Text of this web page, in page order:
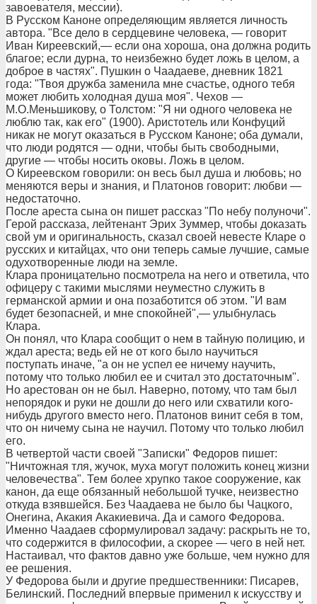
завоевателя, мессии).
В Русском Каноне определяющим является личность
автора. "Все дело в сердцевине человека, — говорит
Иван Киреевский,— если она хороша, она должна родить
благое; если дурна, то неизбежно будет ложь в целом, а
доброе в частях". Пушкин о Чаадаеве, дневник 1821
года: "Твоя дружба заменила мне счастье, одного тебя
может любить холодная душа моя". Чехов —
М.О.Меньшикову, о Толстом: "Я ни одного человека не
люблю так, как его" (1900). Аристотель или Конфуций
никак не могут оказаться в Русском Каноне; оба думали,
что люди родятся — одни, чтобы быть свободными,
другие — чтобы носить оковы. Ложь в целом.
О Киреевском говорили: он весь был душа и любовь; но
меняются веры и знания, и Платонов говорит: любви —
недостаточно.
После ареста сына он пишет рассказ "По небу полуночи".
Герой рассказа, лейтенант Эрих Зуммер, чтобы доказать
свой ум и оригинальность, сказал своей невесте Кларе о
русских и китайцах, что они теперь самые лучшие, самые
одухотворенные люди на земле.
Клара проницательно посмотрела на него и ответила, что
офицеру с такими мыслями неуместно служить в
германской армии и она позаботится об этом. "И вам
будет безопасней, и мне спокойней",— улыбнулась
Клара.
Он понял, что Клара сообщит о нем в тайную полицию, и
ждал ареста; ведь ей не от кого было научиться
поступать иначе, "а он не успел ее ничему научить,
потому что только любил ее и считал это достаточным".
Но арестован он не был. Наверно, потому, что там был
непорядок и руки не дошли до него или схватили кого-
нибудь другого вместо него. Платонов винит себя в том,
что он ничему сына не научил. Потому что только любил
его.
В четвертой части своей "Записки" Федоров пишет:
"Ничтожная тля, жучок, муха могут положить конец жизни
человечества". Тем более хрупко такое сооружение, как
канон, да еще обязанный небольшой тучке, неизвестно
откуда взявшейся. Без Чаадаева не было бы Чацкого,
Онегина, Акакия Акакиевича. Да и самого Федорова.
Именно Чаадаев сформулировал задачу: раскрыть не то,
что содержится в философии, а скорее — чего в ней нет.
Настаивал, что фактов давно уже больше, чем нужно для
ее решения.
У Федорова были и другие предшественники: Писарев,
Белинский. Последний впервые применил к искусству и